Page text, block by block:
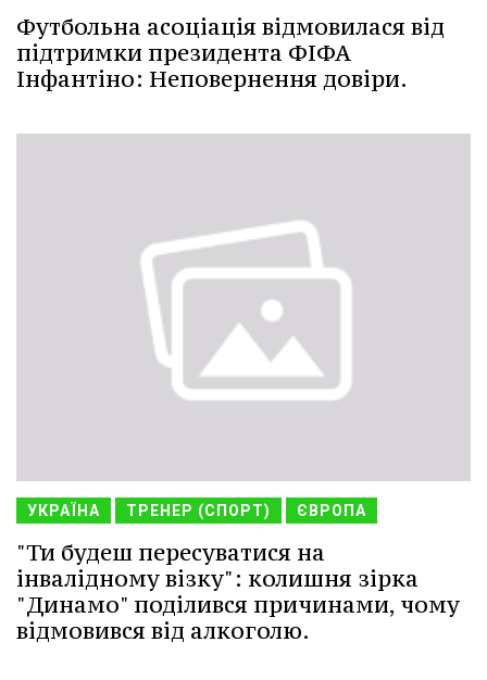
Футбольна асоціація відмовилася від
підтримки президента ФІФА
Інфантіно: Неповернення довіри.
УКРАЇНА ТРЕНЕР (СПОРТ) ЄВРОПА
"Ти будеш пересуватися на
інвалідному візку": колишня зірка
"Динамо" поділився причинами, чому
відмовився від алкоголю.